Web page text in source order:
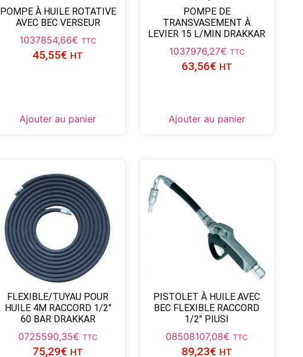
POMPE À HUILE ROTATIVE
AVEC BEC VERSEUR
1037854,66€ TTC
45,55€ HT
Ajouter au panier
POMPE DE
TRANSVASEMENT À
LEVIER 15 L/MIN DRAKKAR
1037976,27€ TTC
63,56€ HT
Ajouter au panier
FLEXIBLE/TUYAU POUR
HUILE 4M RACCORD 1/2″
60 BAR DRAKKAR
0725590,35€ TTC
75,29€ HT
PISTOLET À HUILE AVEC
BEC FLEXIBLE RACCORD
1/2″ PIUSI
08508107,08€ TTC
89,23€ HT